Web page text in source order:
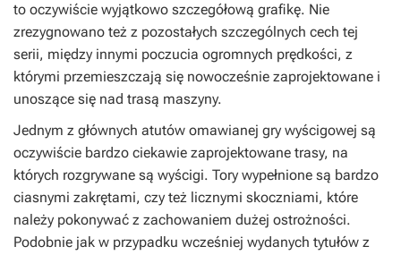
to oczywiście wyjątkowo szczegółową grafikę. Nie
zrezygnowano też z pozostałych szczególnych cech tej
serii, między innymi poczucia ogromnych prędkości, z
którymi przemieszczają się nowocześnie zaprojektowane i
unoszące się nad trasą maszyny.
Jednym z głównych atutów omawianej gry wyścigowej są
oczywiście bardzo ciekawie zaprojektowane trasy, na
których rozgrywane są wyścigi. Tory wypełnione są bardzo
ciasnymi zakrętami, czy też licznymi skoczniami, które
należy pokonywać z zachowaniem dużej ostrożności.
Podobnie jak w przypadku wcześniej wydanych tytułów z